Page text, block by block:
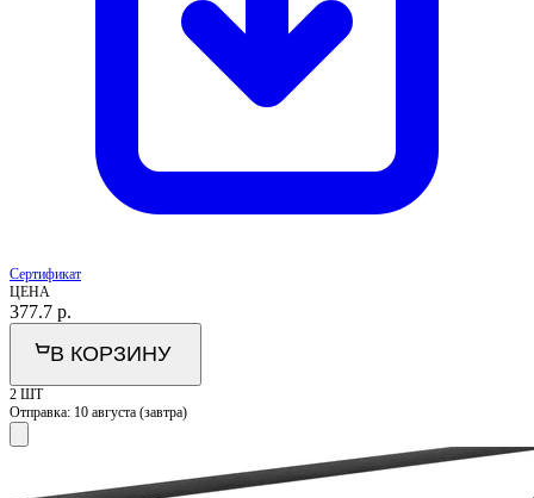
Сертификат
ЦЕНА
377.7 р.
В КОРЗИНУ
2 ШТ
Отправка: 10 августа (завтра)